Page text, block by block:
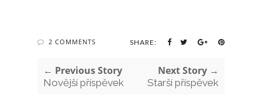
2 COMMENTS SHARE:
← Previous Story
Novější příspěvek
Next Story →
Starší příspěvek